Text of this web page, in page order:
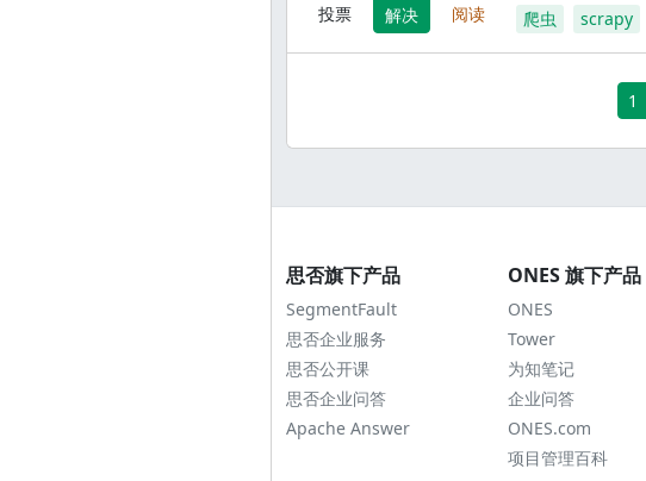
投票 解决 阅读 爬虫 scrapy
1
思否旗下产品
SegmentFault
思否企业服务
思否公开课
思否企业问答
Apache Answer
ONES 旗下产品
ONES
Tower
为知笔记
企业问答
ONES.com
项目管理百科